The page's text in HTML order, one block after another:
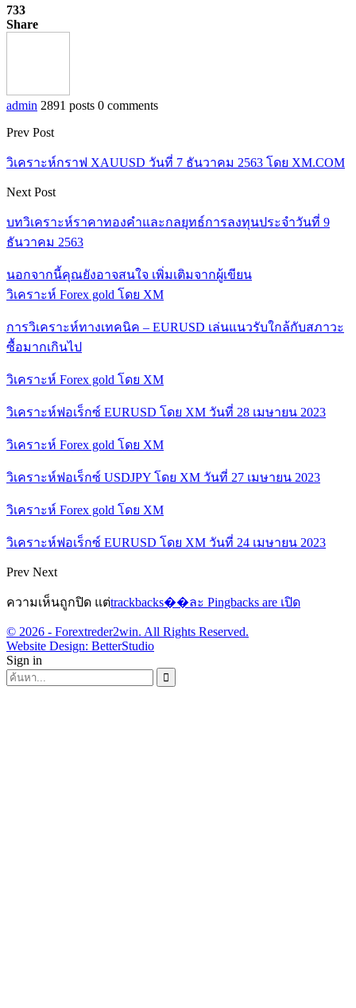
733
Share
admin 2891 posts 0 comments
Prev Post
วิเคราะห์กราฟ XAUUSD วันที่ 7 ธันวาคม 2563 โดย XM.COM
Next Post
บทวิเคราะห์ราคาทองคำและกลยุทธ์การลงทุนประจำวันที่ 9
ธันวาคม 2563
นอกจากนี้คุณยังอาจสนใจ เพิ่มเติมจากผู้เขียน
วิเคราะห์ Forex gold โดย XM
การวิเคราะห์ทางเทคนิค – EURUSD เล่นแนวรับใกล้กับสภาวะ
ซื้อมากเกินไป
วิเคราะห์ Forex gold โดย XM
วิเคราะห์ฟอเร็กซ์ EURUSD โดย XM วันที่ 28 เมษายน 2023
วิเคราะห์ Forex gold โดย XM
วิเคราะห์ฟอเร็กซ์ USDJPY โดย XM วันที่ 27 เมษายน 2023
วิเคราะห์ Forex gold โดย XM
วิเคราะห์ฟอเร็กซ์ EURUSD โดย XM วันที่ 24 เมษายน 2023
Prev Next
ความเห็นถูกปิด แต่trackbacks��ละ Pingbacks are เปิด
© 2026 - Forextreder2win. All Rights Reserved.
Website Design: BetterStudio
Sign in